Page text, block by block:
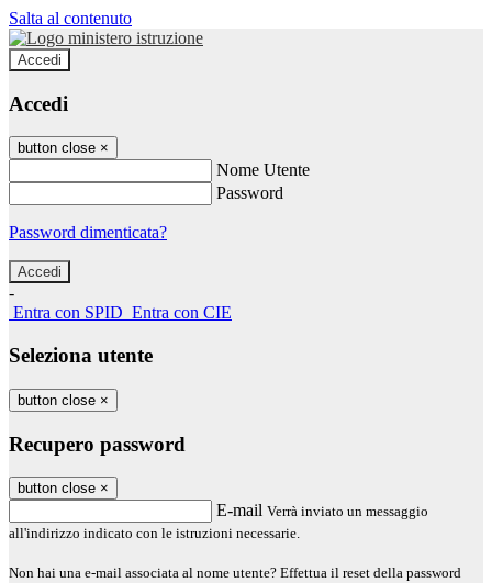
Salta al contenuto
Accedi
Accedi
button close ×
Nome Utente
Password
Password dimenticata?
-
Entra con SPID Entra con CIE
Seleziona utente
button close ×
Recupero password
button close ×
E-mail Verrà inviato un messaggio
all'indirizzo indicato con le istruzioni necessarie.
Non hai una e-mail associata al nome utente? Effettua il reset della password